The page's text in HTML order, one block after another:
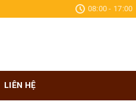
08:00 - 17:00
LIÊN HỆ